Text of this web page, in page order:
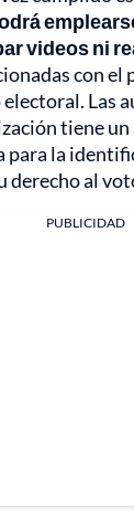
videos ni
con el
Las
tiene
para la
derecho al
PUBLICIDAD